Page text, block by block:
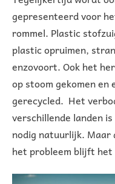
gepresenteerd voor
rommel. Plastic
plastic opruimen,
enzovoort. Ook het
op stoom gekomen
gerecycled. Het
verschillende landen
nodig natuurlijk. Maar
het probleem blijft